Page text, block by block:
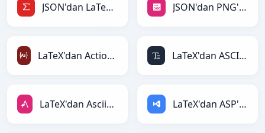
JSON'dan LaTeX'ye JSON'dan PNG'ye
LaTeX'dan ActionScript'ye LaTeX'dan ASCII'ye
LaTeX'dan AsciiDoc'ye LaTeX'dan ASP'ye